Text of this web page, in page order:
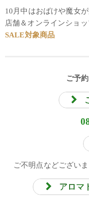
10月中はおばけや魔女
店舗＆オンラインショ
SALE対象商品
ご予
ご不明点などござい
アロマ